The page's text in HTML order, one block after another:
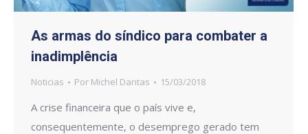
As armas do síndico para combater a
inadimplência
Noticias Por Michel Dantas 15/03/2018
A crise financeira que o país vive e,
consequentemente, o desemprego gerado tem